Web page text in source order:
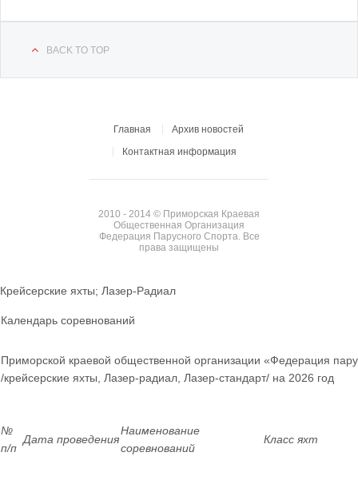
BACK TO TOP
Главная
Архив новостей
Контактная информация
2010 - 2014 © Приморская Краевая
Общественная Организация
Федерация Парусного Спорта. Все
права защищены
Крейсерские яхты; Лазер-Радиал
Календарь соревнований
Приморской краевой общественной организации «Федерация
/крейсерские яхты, Лазер-радиал, Лазер-стандарт/ на 2026 год
№
п/п
Дата проведения
Наименование
соревнований
Класс яхт